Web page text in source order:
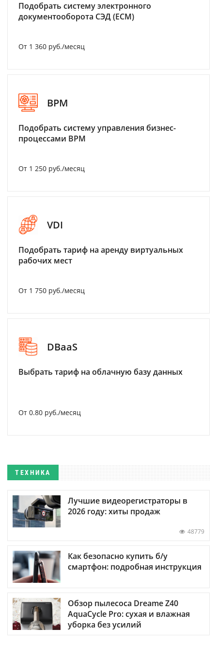
Подобрать систему электронного
документооборота СЭД (ECM)
От 1 360 руб./месяц
BPM
Подобрать систему управления бизнес-
процессами BPM
От 1 250 руб./месяц
VDI
Подобрать тариф на аренду виртуальных
рабочих мест
От 1 750 руб./месяц
DBaaS
Выбрать тариф на облачную базу данных
От 0.80 руб./месяц
ТЕХНИКА
Лучшие видеорегистраторы в
2026 году: хиты продаж
48779
Как безопасно купить б/у
смартфон: подробная инструкция
Обзор пылесоса Dreame Z40
AquaCycle Pro: сухая и влажная
уборка без усилий